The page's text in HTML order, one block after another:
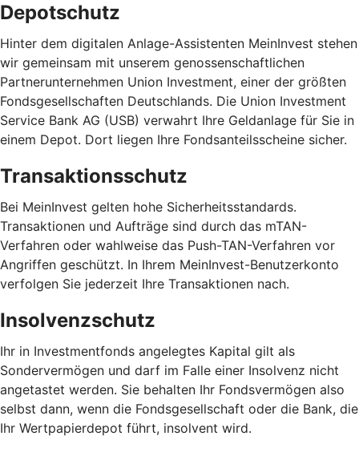
Depotschutz
Hinter dem digitalen Anlage-Assistenten MeinInvest stehen
wir gemeinsam mit unserem genossenschaftlichen
Partnerunternehmen Union Investment, einer der größten
Fondsgesellschaften Deutschlands. Die Union Investment
Service Bank AG (USB) verwahrt Ihre Geldanlage für Sie in
einem Depot. Dort liegen Ihre Fondsanteilsscheine sicher.
Transaktionsschutz
Bei MeinInvest gelten hohe Sicherheitsstandards.
Transaktionen und Aufträge sind durch das mTAN-
Verfahren oder wahlweise das Push-TAN-Verfahren vor
Angriffen geschützt. In Ihrem MeinInvest-Benutzerkonto
verfolgen Sie jederzeit Ihre Transaktionen nach.
Insolvenzschutz
Ihr in Investmentfonds angelegtes Kapital gilt als
Sondervermögen und darf im Falle einer Insolvenz nicht
angetastet werden. Sie behalten Ihr Fondsvermögen also
selbst dann, wenn die Fondsgesellschaft oder die Bank, die
Ihr Wertpapierdepot führt, insolvent wird.